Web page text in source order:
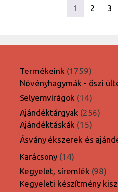
1 2 3
Termékeink 17591759
termék
Növényhagymák - őszi
Selyemvirágok 1414
termék
Ajándéktárgyak 256256
Ajándéktáskák 1515
termék
Ásvány ékszerek és
Karácsony 1414
termék
Kegyelet, síremlék 9898
Kegyeleti készítmény